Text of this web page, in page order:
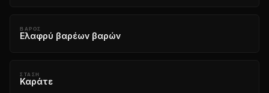
ΒΆΡΟΣ
Ελαφρύ βαρέων βαρών
ΣΤΆΣΗ
Καράτε